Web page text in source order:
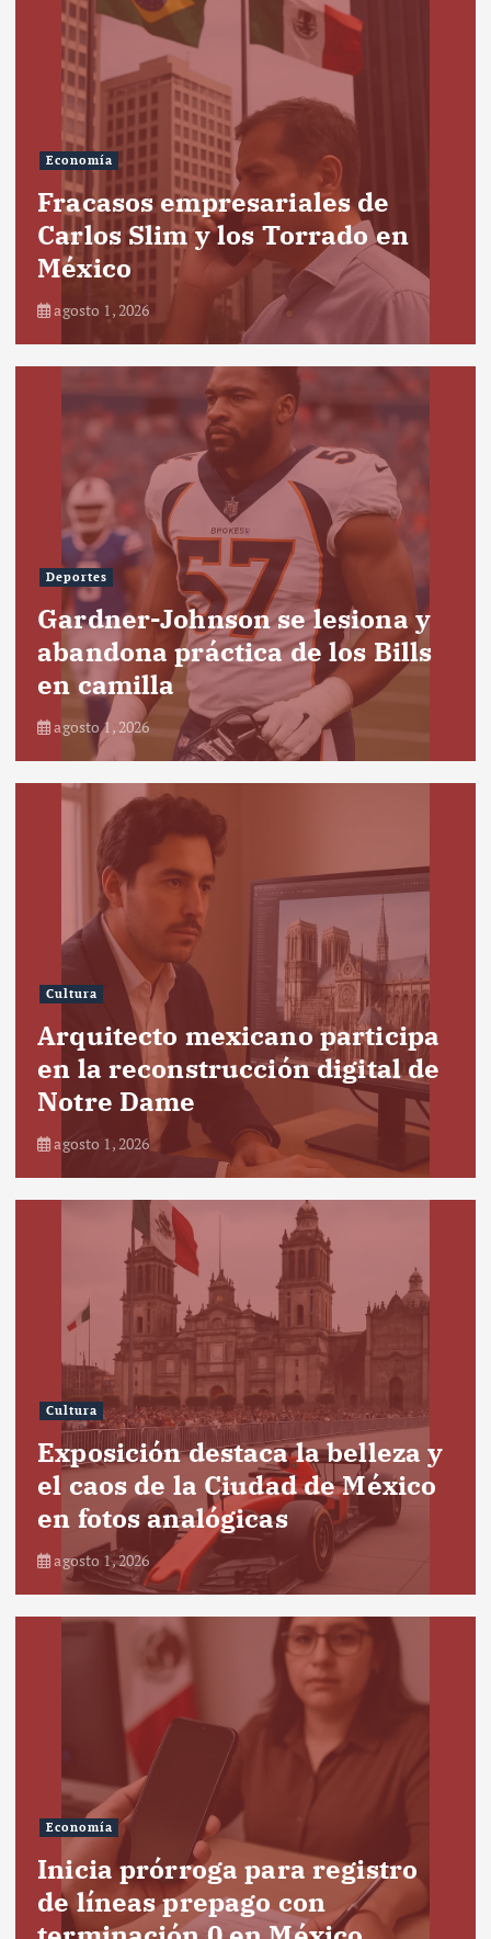
Economía
Fracasos empresariales de
Carlos Slim y los Torrado en
México
agosto 1, 2026
Deportes
Gardner-Johnson se lesiona y
abandona práctica de los Bills
en camilla
agosto 1, 2026
Cultura
Arquitecto mexicano participa
en la reconstrucción digital de
Notre Dame
agosto 1, 2026
Cultura
Exposición destaca la belleza y
el caos de la Ciudad de México
en fotos analógicas
agosto 1, 2026
Economía
Inicia prórroga para registro
de líneas prepago con